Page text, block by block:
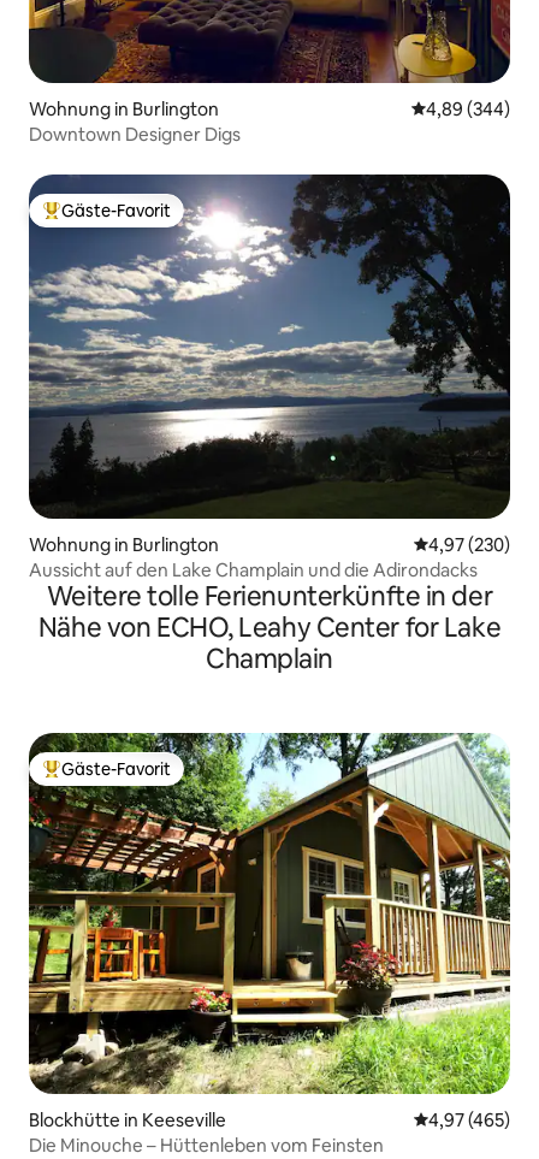
Wohnung in Burlington
4,89 (344)
Downtown Designer Digs
Beliebter Gäste-Favorit.
Gäste-Favorit
Wohnung in Burlington
4,97 (230)
Aussicht auf den Lake Champlain und die Adirondacks
Weitere tolle Ferienunterkünfte in der
Nähe von ECHO, Leahy Center for Lake
Champlain
Beliebter Gäste-Favorit.
Gäste-Favorit
Blockhütte in Keeseville
4,97 (465)
Die Minouche – Hüttenleben vom Feinsten